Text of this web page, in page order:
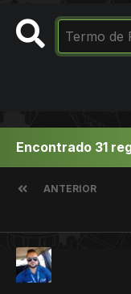
Encontrado 31
ANTERIOR